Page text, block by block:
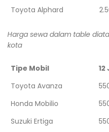
Toyota Alphard
Harga sewa dalam table
kota
Tipe Mobil 12
Toyota Avanza
Honda Mobilio
Suzuki Ertiga